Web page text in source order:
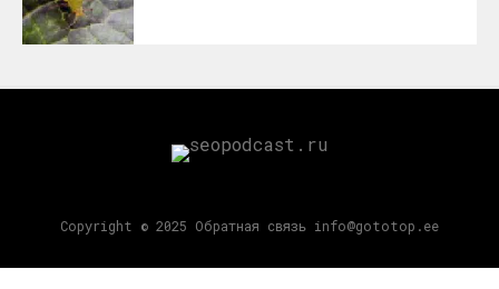
Copyright © 2025 Обратная связь info@gototop.ee